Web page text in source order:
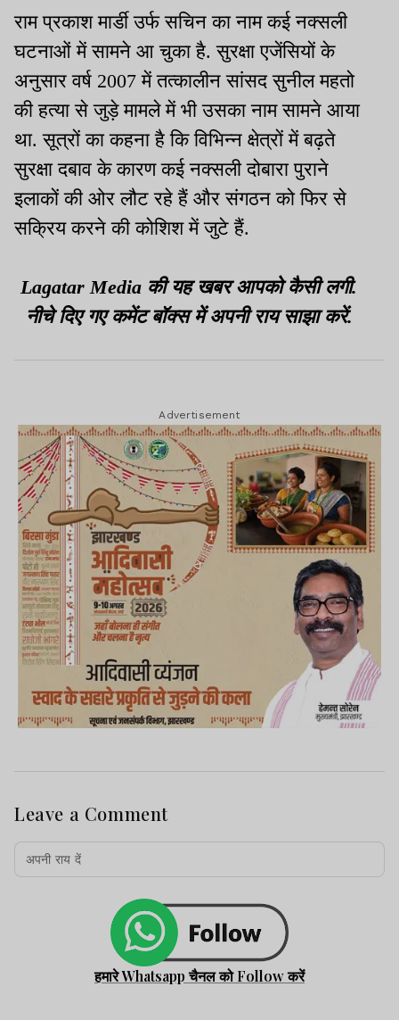
राम प्रकाश मार्डी उर्फ सचिन का नाम कई नक्सली
घटनाओं में सामने आ चुका है. सुरक्षा एजेंसियों के
अनुसार वर्ष 2007 में तत्कालीन सांसद सुनील महतो
की हत्या से जुड़े मामले में भी उसका नाम सामने आया
था. सूत्रों का कहना है कि विभिन्न क्षेत्रों में बढ़ते
सुरक्षा दबाव के कारण कई नक्सली दोबारा पुराने
इलाकों की ओर लौट रहे हैं और संगठन को फिर से
सक्रिय करने की कोशिश में जुटे हैं.
Lagatar Media की यह खबर आपको कैसी लगी.
नीचे दिए गए कमेंट बॉक्स में अपनी राय साझा करें.
Advertisement
Leave a Comment
हमारे Whatsapp चैनल को Follow करें